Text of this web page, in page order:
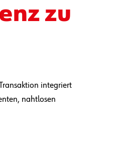
zu
integriert
nahtlosen